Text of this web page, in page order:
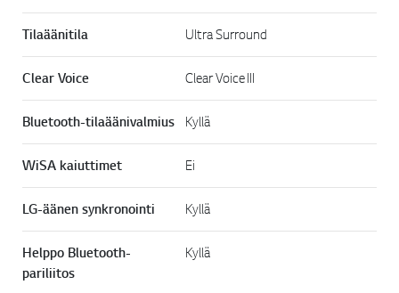
Tilaäänitila Ultra Surround
Clear Voice Clear Voice III
Bluetooth-tilaäänivalmius Kyllä
WiSA kaiuttimet Ei
LG-äänen synkronointi Kyllä
Helppo Bluetooth-
pariliitos
Kyllä